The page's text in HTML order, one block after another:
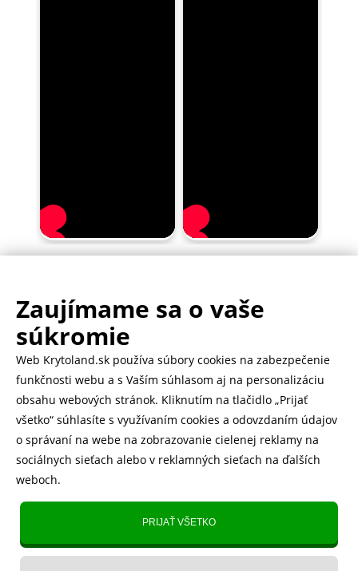
.
Rychlé doručenie 1-2 dní
Heurekazobraziť recenzie
Instagram5.643 fanúšikov
TikTok4.833 fanúšikov
Zaujímame sa o vaše
súkromie
Web Krytoland.sk používa súbory cookies na zabezpečenie
funkčnosti webu a s Vaším súhlasom aj na personalizáciu
obsahu webových stránok. Kliknutím na tlačidlo „Prijať
všetko“ súhlasíte s využívaním cookies a odovzdaním údajov
o správaní na webe na zobrazovanie cielenej reklamy na
sociálnych sieťach alebo v reklamných sieťach na ďalších
weboch.
PRIJAŤ VŠETKO